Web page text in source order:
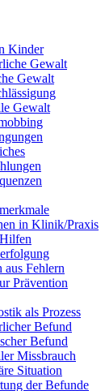
Kinder
Gewalt
Gewalt
Gewalt
in Klinik/Praxis
aus Fehlern
Prävention
als Prozess
Befund
Befund
Missbrauch
Situation
der Befunde